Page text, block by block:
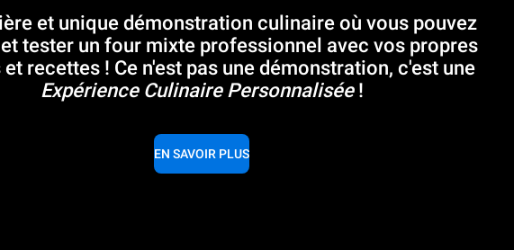
et unique démonstration culinaire où vous pouvez
tester un four mixte professionnel avec vos propres
recettes ! Ce n'est pas une démonstration, c'est une
Expérience Culinaire Personnalisée!
EN SAVOIR PLUS